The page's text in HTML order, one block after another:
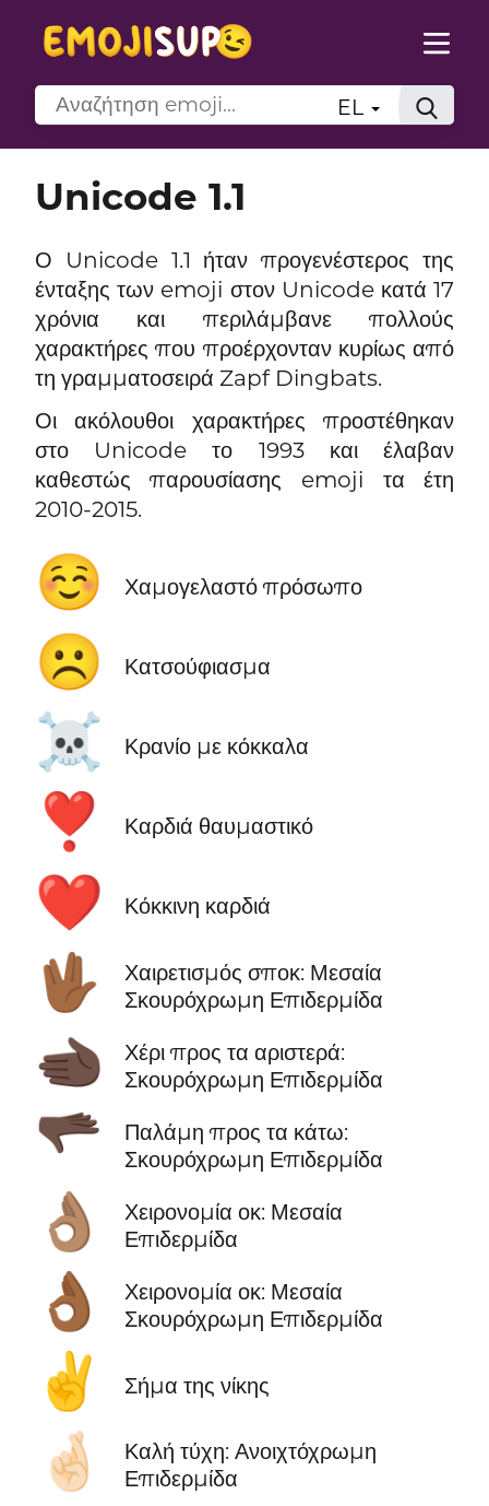
EL
Unicode 1.1
Ο Unicode 1.1 ήταν προγενέστερος της
ένταξης των emoji στον Unicode κατά 17
χρόνια και περιλάμβανε πολλούς
χαρακτήρες που προέρχονταν κυρίως από
τη γραμματοσειρά Zapf Dingbats.
Οι ακόλουθοι χαρακτήρες προστέθηκαν
στο Unicode το 1993 και έλαβαν
καθεστώς παρουσίασης emoji τα έτη
2010-2015.
☺️ Χαμογελαστό πρόσωπο
☹️ Κατσούφιασμα
☠️ Κρανίο με κόκκαλα
❣️ Καρδιά θαυμαστικό
❤️ Κόκκινη καρδιά
🖖🏾
Χαιρετισμός σποκ: Μεσαία
Σκουρόχρωμη Επιδερμίδα
🫲🏿
Χέρι προς τα αριστερά:
Σκουρόχρωμη Επιδερμίδα
🫳🏿
Παλάμη προς τα κάτω:
Σκουρόχρωμη Επιδερμίδα
👌🏽
Χειρονομία οκ: Μεσαία
Επιδερμίδα
👌🏾
Χειρονομία οκ: Μεσαία
Σκουρόχρωμη Επιδερμίδα
✌️ Σήμα της νίκης
🤞🏻
Καλή τύχη: Ανοιχτόχρωμη
Επιδερμίδα